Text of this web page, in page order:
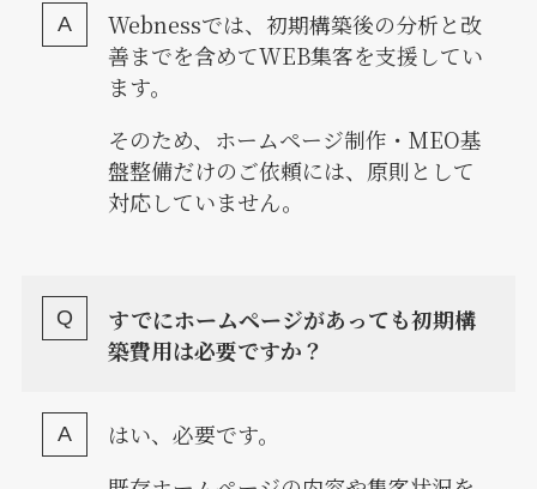
Webnessでは、初期構築後の分析と改
善までを含めてWEB集客を支援してい
ます。
そのため、ホームページ制作・MEO基
盤整備だけのご依頼には、原則として
対応していません。
すでにホームページがあっても初期構
築費用は必要ですか？
はい、必要です。